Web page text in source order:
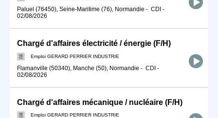
Paluel (76450), Seine-Maritime (76), Normandie - CDI -
02/08/2026
Chargé d'affaires électricité / énergie (F/H)
Emploi GERARD PERRIER INDUSTRIE
Flamanville (50340), Manche (50), Normandie - CDI -
02/08/2026
Chargé d'affaires mécanique / nucléaire (F/H)
Emploi GERARD PERRIER INDUSTRIE